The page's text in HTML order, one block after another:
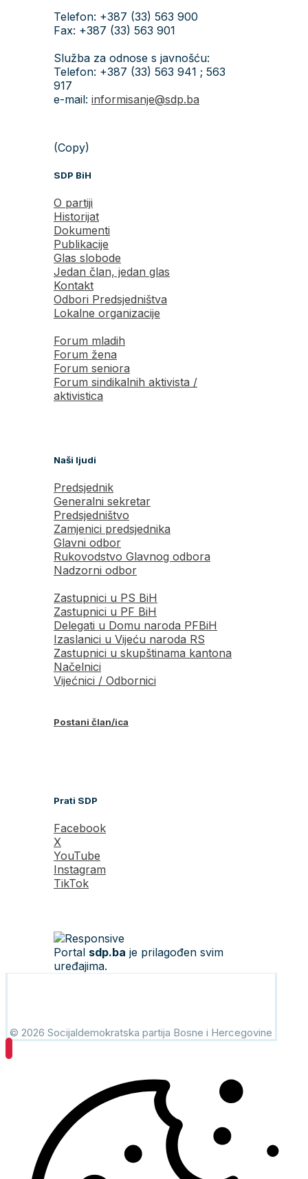
Telefon: +387 (33) 563 900
Fax: +387 (33) 563 901
Služba za odnose s javnošću:
Telefon: +387 (33) 563 941 ; 563
917
e-mail: informisanje@sdp.ba
(Copy)
SDP BiH
O partiji
Historijat
Dokumenti
Publikacije
Glas slobode
Jedan član, jedan glas
Kontakt
Odbori Predsjedništva
Lokalne organizacije
Forum mladih
Forum žena
Forum seniora
Forum sindikalnih aktivista /
aktivistica
Naši ljudi
Predsjednik
Generalni sekretar
Predsjedništvo
Zamjenici predsjednika
Glavni odbor
Rukovodstvo Glavnog odbora
Nadzorni odbor
Zastupnici u PS BiH
Zastupnici u PF BiH
Delegati u Domu naroda PFBiH
Izaslanici u Vijeću naroda RS
Zastupnici u skupštinama kantona
Načelnici
Vijećnici / Odbornici
Postani član/ica
Prati SDP
Facebook
X
YouTube
Instagram
TikTok
Portal sdp.ba je prilagođen svim
uređajima.
© 2026 Socijaldemokratska partija Bosne i Hercegovine